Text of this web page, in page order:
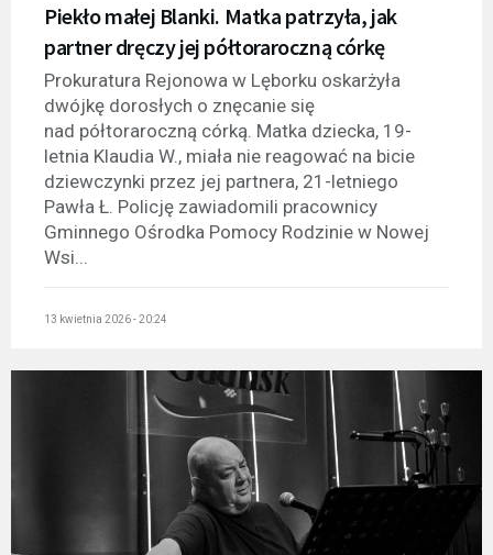
Piekło małej Blanki. Matka patrzyła, jak
partner dręczy jej półtoraroczną córkę
Prokuratura Rejonowa w Lęborku oskarżyła
dwójkę dorosłych o znęcanie się
nad półtoraroczną córką. Matka dziecka, 19-
letnia Klaudia W., miała nie reagować na bicie
dziewczynki przez jej partnera, 21-letniego
Pawła Ł. Policję zawiadomili pracownicy
Gminnego Ośrodka Pomocy Rodzinie w Nowej
Wsi...
13 kwietnia 2026 - 20:24